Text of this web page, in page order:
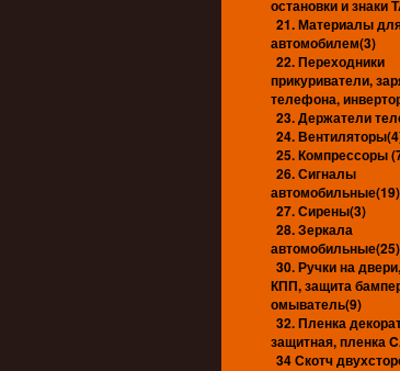
остановки и знаки
21. Материалы
автомобилем(3)
22. Переходники
прикуриватели,
телефона,
23. Держатели
24.
25. Компрессоры
26. Сигналы
автомобильные(19)
27. Сирены(3)
28. Зеркала
автомобильные(25)
30. Ручки на
КПП, защита
омыватель(9)
32. Пленка
защитная, пленка
34 Скотч